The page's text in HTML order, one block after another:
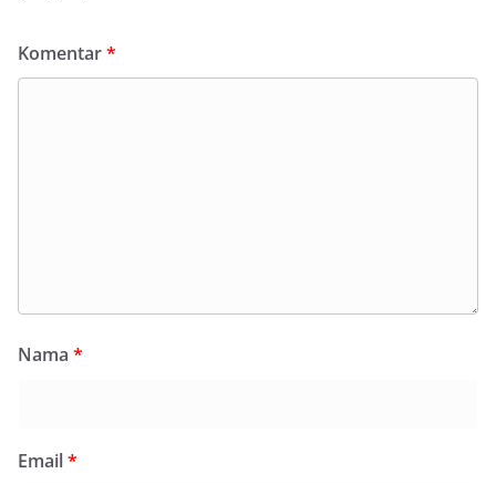
Komentar*
Nama *
Email*